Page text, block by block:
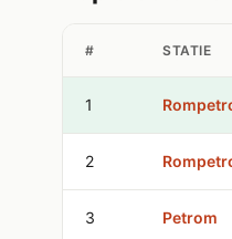
# STATIE
1
2
3 Petrom